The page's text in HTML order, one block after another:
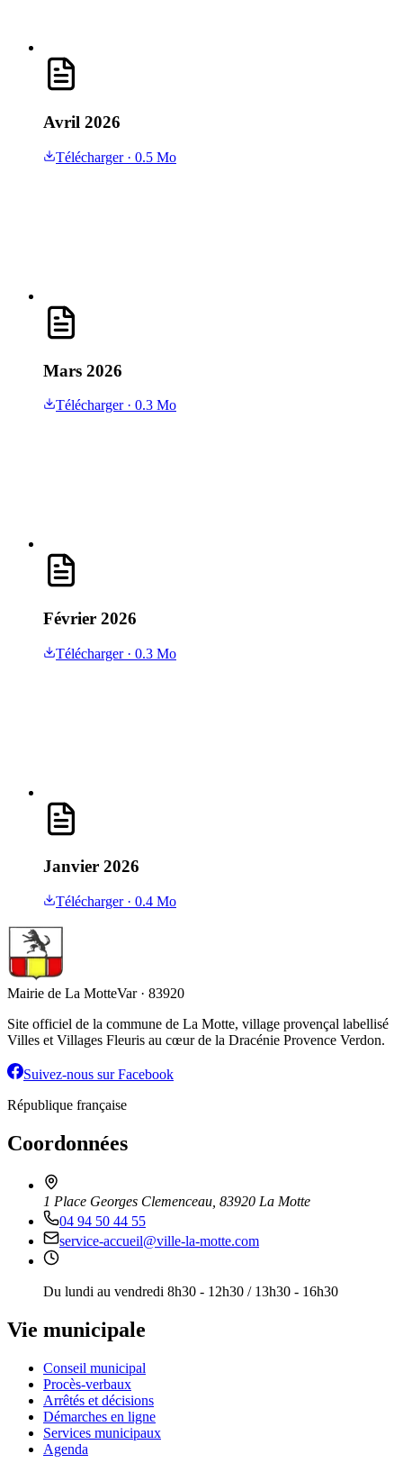
Avril 2026
Télécharger· 0.5 Mo
Mars 2026
Télécharger· 0.3 Mo
Février 2026
Télécharger· 0.3 Mo
Janvier 2026
Télécharger· 0.4 Mo
Mairie de La MotteVar · 83920
Site officiel de la commune de La Motte, village provençal labellisé
Villes et Villages Fleuris au cœur de la Dracénie Provence Verdon.
Suivez-nous sur Facebook
République française
Coordonnées
1 Place Georges Clemenceau, 83920 La Motte
04 94 50 44 55
service-accueil@ville-la-motte.com
Du lundi au vendredi 8h30 - 12h30 / 13h30 - 16h30
Vie municipale
Conseil municipal
Procès-verbaux
Arrêtés et décisions
Démarches en ligne
Services municipaux
Agenda